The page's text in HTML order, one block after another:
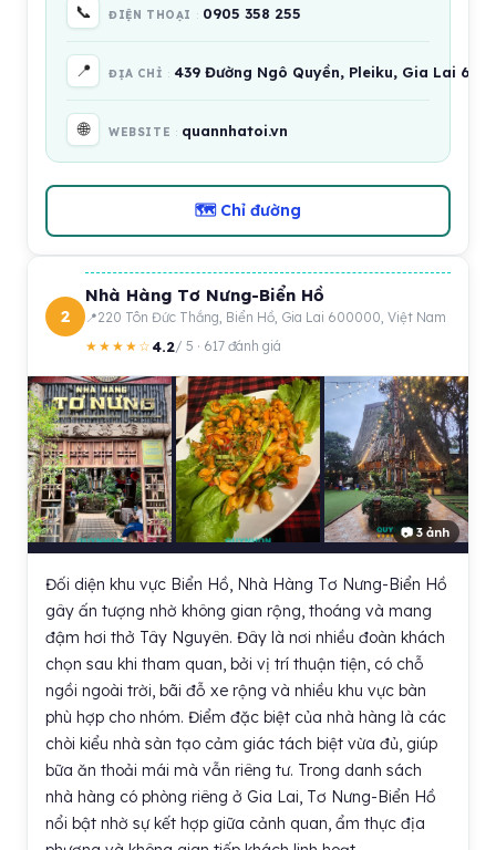
📞 ĐIỆN THOẠI 0905 358 255
📍 ĐỊA CHỈ 439 Đường Ngô Quyền, Pleiku, Gia Lai
🌐 WEBSITE quannhatoi.vn
🗺 Chỉ đường
2
Nhà Hàng Tơ Nưng-Biển Hồ
220 Tôn Đức Thắng, Biển Hồ, Gia Lai 600000, Việt Nam
★★★★☆4.2/ 5 · 617 đánh giá
📷 3 ảnh
Đối diện khu vực Biển Hồ, Nhà Hàng Tơ Nưng-Biển Hồ
gây ấn tượng nhờ không gian rộng, thoáng và mang
đậm hơi thở Tây Nguyên. Đây là nơi nhiều đoàn khách
chọn sau khi tham quan, bởi vị trí thuận tiện, có chỗ
ngồi ngoài trời, bãi đỗ xe rộng và nhiều khu vực bàn
phù hợp cho nhóm. Điểm đặc biệt của nhà hàng là các
chòi kiểu nhà sàn tạo cảm giác tách biệt vừa đủ, giúp
bữa ăn thoải mái mà vẫn riêng tư. Trong danh sách
nhà hàng có phòng riêng ở Gia Lai, Tơ Nưng-Biển Hồ
nổi bật nhờ sự kết hợp giữa cảnh quan, ẩm thực địa